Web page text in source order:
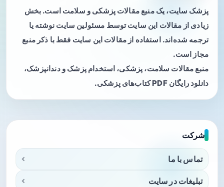
پزشک سایت، یک منبع مقالات پزشکی و سلامت است. بخش
زیادی از مقالات این سایت توسط مسئولین سایت نوشته یا
ترجمه شده‌اند. استفاده از مقالات این سایت فقط با ذکر منبع
مجاز است.
منبع مقالات سلامت، پزشکی، استخدام پزشک و دندانپزشک،
دانلود رایگان PDF کتاب‌های پزشکی.
شرکت
تماس با ما
تبلیغات در سایت